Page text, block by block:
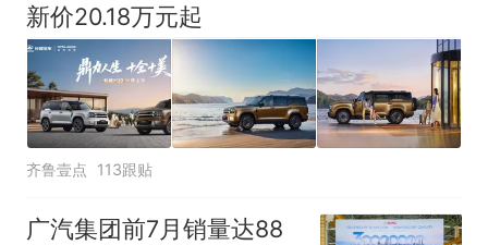
新价20.18万元起
齐鲁壹点 113跟贴
广汽集团前7月销量达88